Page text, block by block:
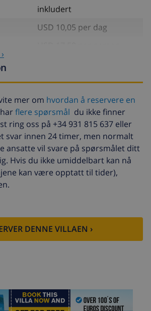
inkludert
USD 10,05 per dag
betales ved ankomst
USD 113,75
basert på energiforbruk
(USD 52,77/HOUR)
4.80% av totalbeløp
mer om hvordan å reservere en
flere spørsmål du ikke finner
ring oss på +34 931 815 637 eller
svar innen 24 timer, men normalt
ansatte vil svare på spørsmålet ditt
Hvis du ikke umiddelbart kan nå
kan være opptatt til tider),
DENNE VILLAEN ›